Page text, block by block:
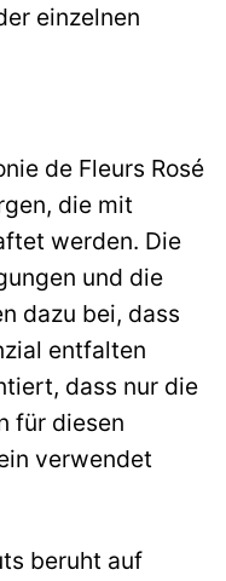
einzelnen
de Fleurs Rosé
die mit
werden. Die
und die
dazu bei, dass
entfalten
dass nur die
für diesen
verwendet
beruht auf